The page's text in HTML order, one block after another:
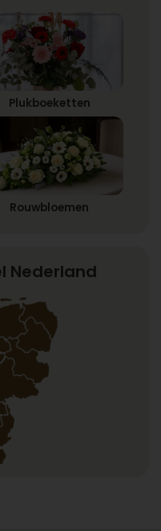
Plukboeketten
Rouwbloemen
Nederland